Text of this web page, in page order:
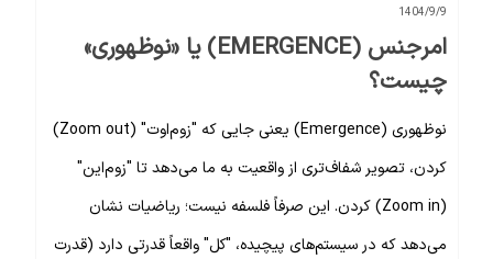
1404/9/9
امرجنس (EMERGENCE) یا «نوظهوری»
چیست؟
نوظهوری (Emergence) یعنی جایی که "زوم‌اوت" (Zoom out)
کردن، تصویر شفاف‌تری از واقعیت به ما می‌دهد تا "زوم‌این"
(Zoom in) کردن. این صرفاً فلسفه نیست؛ ریاضیات نشان
می‌دهد که در سیستم‌های پیچیده، "کل" واقعاً قدرتی دارد (قدرت